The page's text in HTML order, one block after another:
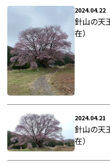
2024.04.22
針山の天
在）
2024.04.21
針山の天
在）